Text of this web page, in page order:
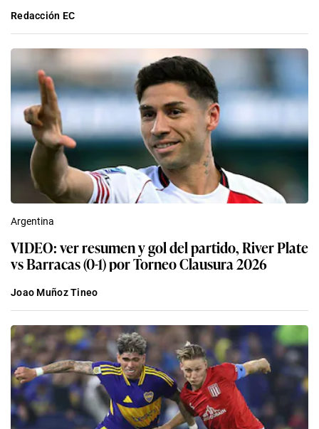
Redacción EC
Argentina
VIDEO: ver resumen y gol del partido, River Plate
vs Barracas (0-1) por Torneo Clausura 2026
Joao Muñoz Tineo